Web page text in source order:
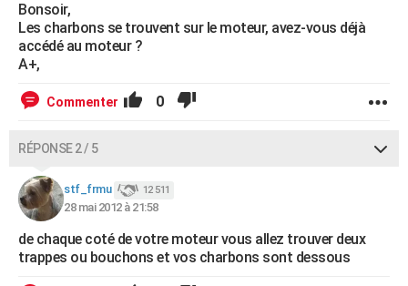
FORUM
Bricolage
Lifestyle
Culture
Sport
Auto
Television
Voyage
Cinema
Bonsoir,
Les charbons se trouvent sur le moteur, avez-vous déjà
accédé au moteur ?
A+,
Commenter 0
RÉPONSE 2 / 5
stf_frmu 12 511
28 mai 2012 à 21:58
de chaque coté de votre moteur vous allez trouver deux
trappes ou bouchons et vos charbons sont dessous